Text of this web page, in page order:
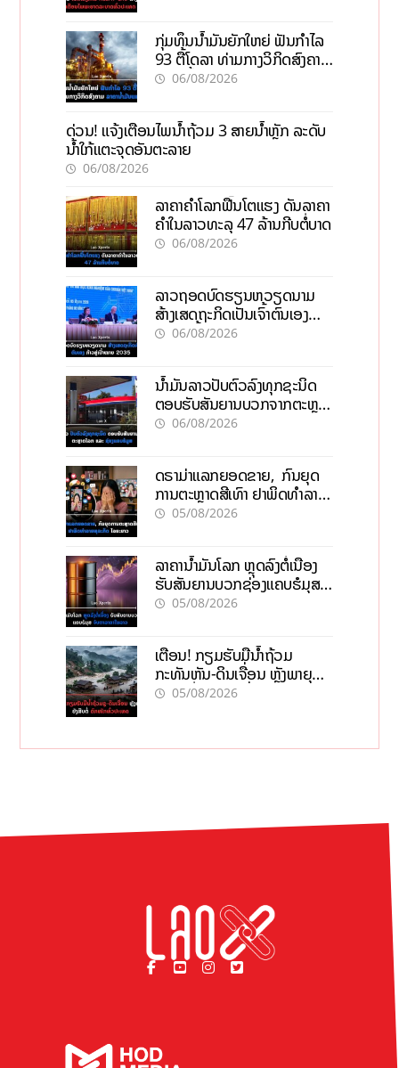
ກຸ່ມທຶນນ້ຳມັນຍັກໃຫຍ່ ຟັນກຳໄລ
93 ຕື້ໂດລາ ທ່າມກາງວິກິດສົງຄາມ
ລາຄານໍ້າມັນແພງ
06/08/2026
ດ່ວນ! ແຈ້ງເຕືອນໄພນໍ້າຖ້ວມ 3 ສາຍນໍ້າຫຼັກ ລະດັບ
ນໍ້າໃກ້ແຕະຈຸດອັນຕະລາຍ
06/08/2026
ລາຄາຄຳໂລກຟື້ນໂຕແຮງ ດັນລາຄາ
ຄຳໃນລາວທະລຸ 47 ລ້ານກີບຕໍ່ບາດ
06/08/2026
ລາວຖອດບົດຮຽນຫວຽດນາມ
ສ້າງເສດຖະກິດເປັນເຈົ້າຕົນເອງ
ກ້າວສູ່ເປົ້າໝາຍ 2035
06/08/2026
ນໍ້າມັນລາວປັບຕົວລົງທຸກຊະນິດ
ຕອບຮັບສັນຍານບວກຈາກຕະຫຼາດ
ໂລກ ແລະ ຊ່ອງແຄບຮໍມູສ
06/08/2026
ດຣາມ່າແລກຍອດຂາຍ, ກົນຍຸດ
ການຕະຫຼາດສີເທົາ ຢາພິດທຳລາຍ
ທຸລະກິດ ໄລຍະຍາວ
05/08/2026
ລາຄານ້ຳມັນໂລກ ຫຼຸດລົງຕໍ່ເນື່ອງ
ຮັບສັນຍານບວກຊ່ອງແຄບຮໍມຸສ
ຈັບຕາລາຄາໃນລາວ
05/08/2026
ເຕືອນ! ກຽມຮັບມືນໍ້າຖ້ວມ
ກະທັນຫັນ-ດິນເຈື່ອນ ຫຼັງພາຍຸຝົນ
ຍັງສືບຕໍ່ຕົກໜັກທົ່ວປະເທດ
05/08/2026